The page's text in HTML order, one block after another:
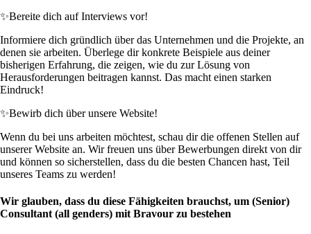
✨Bereite dich auf Interviews vor!
Informiere dich gründlich über das Unternehmen und die Projekte, an
denen sie arbeiten. Überlege dir konkrete Beispiele aus deiner
bisherigen Erfahrung, die zeigen, wie du zur Lösung von
Herausforderungen beitragen kannst. Das macht einen starken
Eindruck!
✨Bewirb dich über unsere Website!
Wenn du bei uns arbeiten möchtest, schau dir die offenen Stellen auf
unserer Website an. Wir freuen uns über Bewerbungen direkt von dir
und können so sicherstellen, dass du die besten Chancen hast, Teil
unseres Teams zu werden!
Wir glauben, dass du diese Fähigkeiten brauchst, um (Senior)
Consultant (all genders) mit Bravour zu bestehen